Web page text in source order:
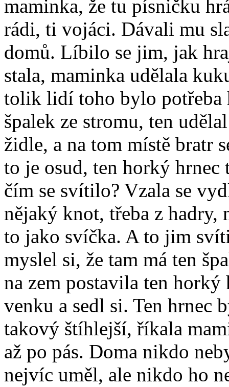
maminka, že tu písničku
rádi, ti vojáci. Dávali mu
domů. Líbilo se jim, jak
stala, maminka udělala
tolik lidí toho bylo potřeba
špalek ze stromu, ten
židle, a na tom místě bratr
to je osud, ten horký
čím se svítilo? Vzala se
nějaký knot, třeba z hadry,
to jako svíčka. A to jim
myslel si, že tam má ten
na zem postavila ten
venku a sedl si. Ten
takový štíhlejší, říkala
až po pás. Doma nikdo
nejvíc uměl, ale nikdo ho